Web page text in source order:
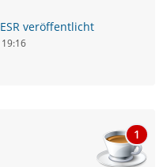
veröffentlicht
1